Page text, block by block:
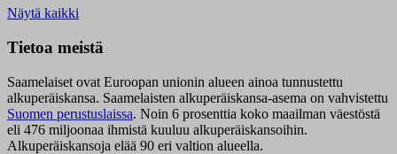
Näytä kaikki
Tietoa meistä
Saamelaiset ovat Euroopan unionin alueen ainoa tunnustettu
alkuperäiskansa. Saamelaisten alkuperäiskansa-asema on vahvistettu
Suomen perustuslaissa. Noin 6 prosenttia koko maailman väestöstä
eli 476 miljoonaa ihmistä kuuluu alkuperäiskansoihin.
Alkuperäiskansoja elää 90 eri valtion alueella.